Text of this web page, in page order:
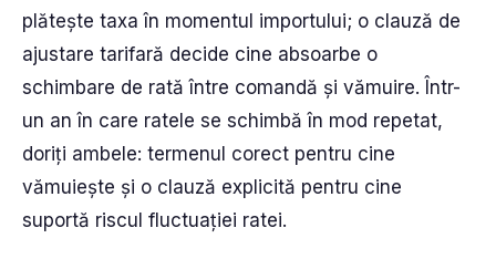
plătește taxa în momentul importului; o clauză de
ajustare tarifară decide cine absoarbe o
schimbare de rată între comandă și vămuire. Într-
un an în care ratele se schimbă în mod repetat,
doriți ambele: termenul corect pentru cine
vămuiește și o clauză explicită pentru cine
suportă riscul fluctuației ratei.